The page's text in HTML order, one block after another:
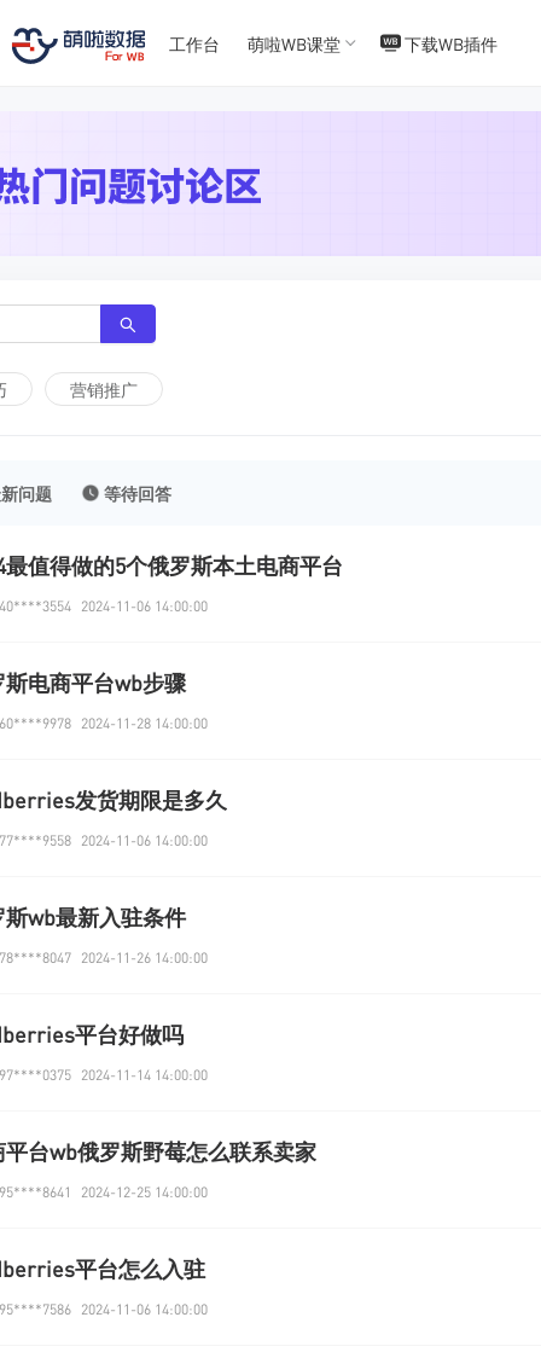
工作台 萌啦WB课堂 下载WB插件
营销推广
问题 等待回答
最值得做的5个俄罗斯本土电商平台
2024-11-06 14:00:00
斯电商平台wb步骤
2024-11-28 14:00:00
发货期限是多久
2024-11-06 14:00:00
斯wb最新入驻条件
2024-11-26 14:00:00
平台好做吗
2024-11-14 14:00:00
平台wb俄罗斯野莓怎么联系卖家
2024-12-25 14:00:00
平台怎么入驻
2024-11-06 14:00:00